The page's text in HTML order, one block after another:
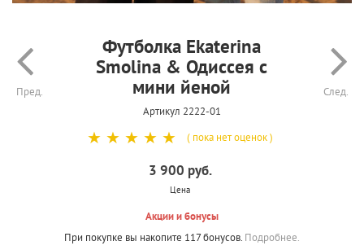
Пред.
Футболка Ekaterina
Smolina & Одиссея с
мини йеной
Артикул 2222-01
След.
☆
☆
☆
☆
☆ ( пока нет оценок )
3 900 руб.
Цена
Акции и бонусы
При покупке вы накопите 117 бонусов. Подробнее.